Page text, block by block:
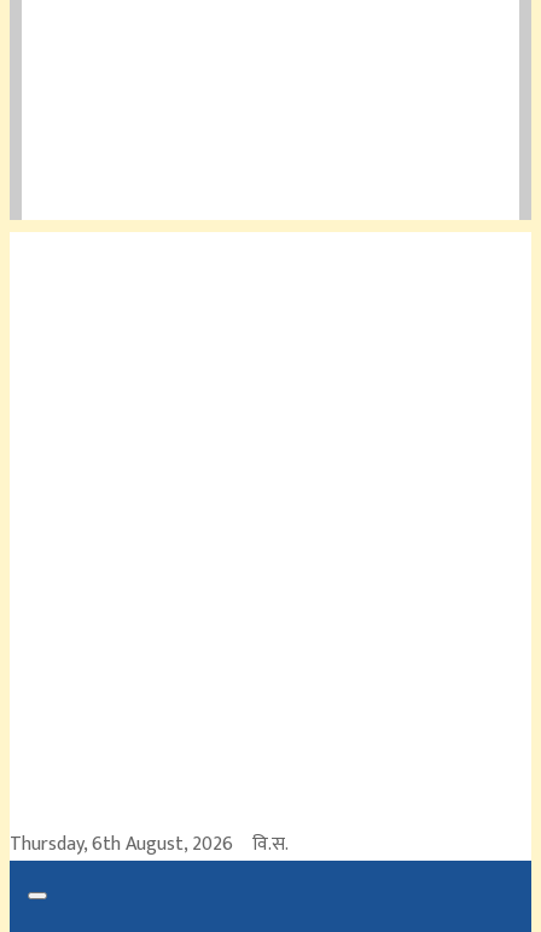
Thursday, 6th August, 2026 वि.स.